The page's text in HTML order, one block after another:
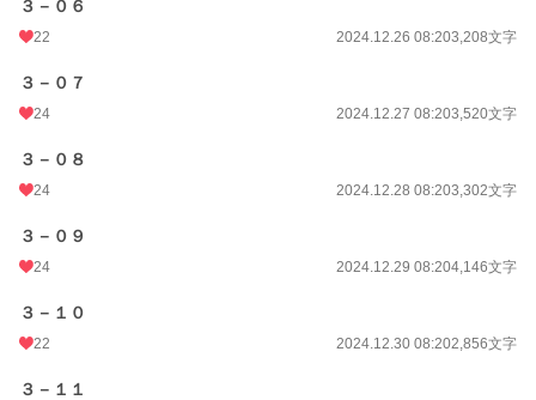
３－０６
22 2024.12.26 08:203,208文字
３－０７
24 2024.12.27 08:203,520文字
３－０８
24 2024.12.28 08:203,302文字
３－０９
24 2024.12.29 08:204,146文字
３－１０
22 2024.12.30 08:202,856文字
３－１１